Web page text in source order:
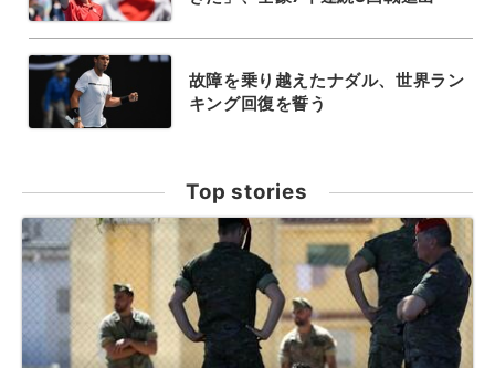
故障を乗り越えたナダル、世界ラン
キング回復を誓う
Top stories